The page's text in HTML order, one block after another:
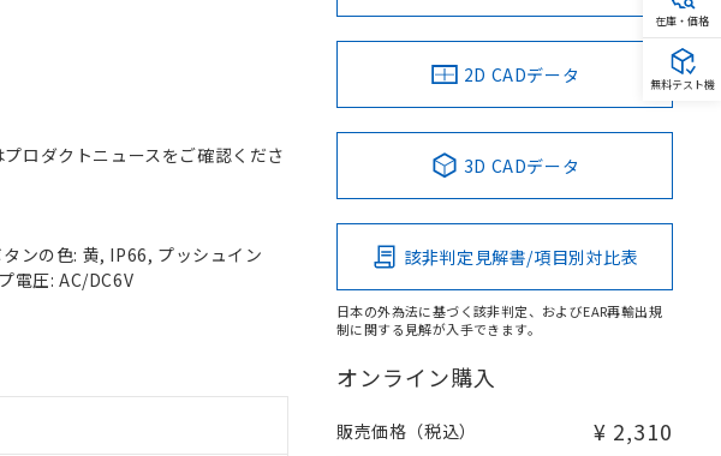
ロダクトニュースをご確認くださ
ンの色: 黄, IP66, プッシュイン
電圧: AC/DC6V
2D CADデータ
3D CADデータ
該非判定見解書/項目別対比表
日本の外為法に基づく該非判定、およびEAR再輸出規
制に関する見解が入手できます。
オンライン購入
販売価格（税込） ¥ 2,310
在庫・価格
無料テスト機